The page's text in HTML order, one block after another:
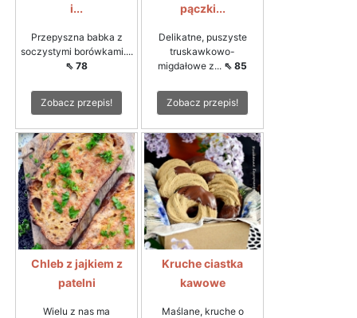
i...
Przepyszna babka z
soczystymi borówkami....
⇖ 78
Zobacz przepis!
pączki...
Delikatne, puszyste
truskawkowo-
migdałowe z... ⇖ 85
Zobacz przepis!
Chleb z jajkiem z
patelni
Wielu z nas ma
Kruche ciastka
kawowe
Maślane, kruche o